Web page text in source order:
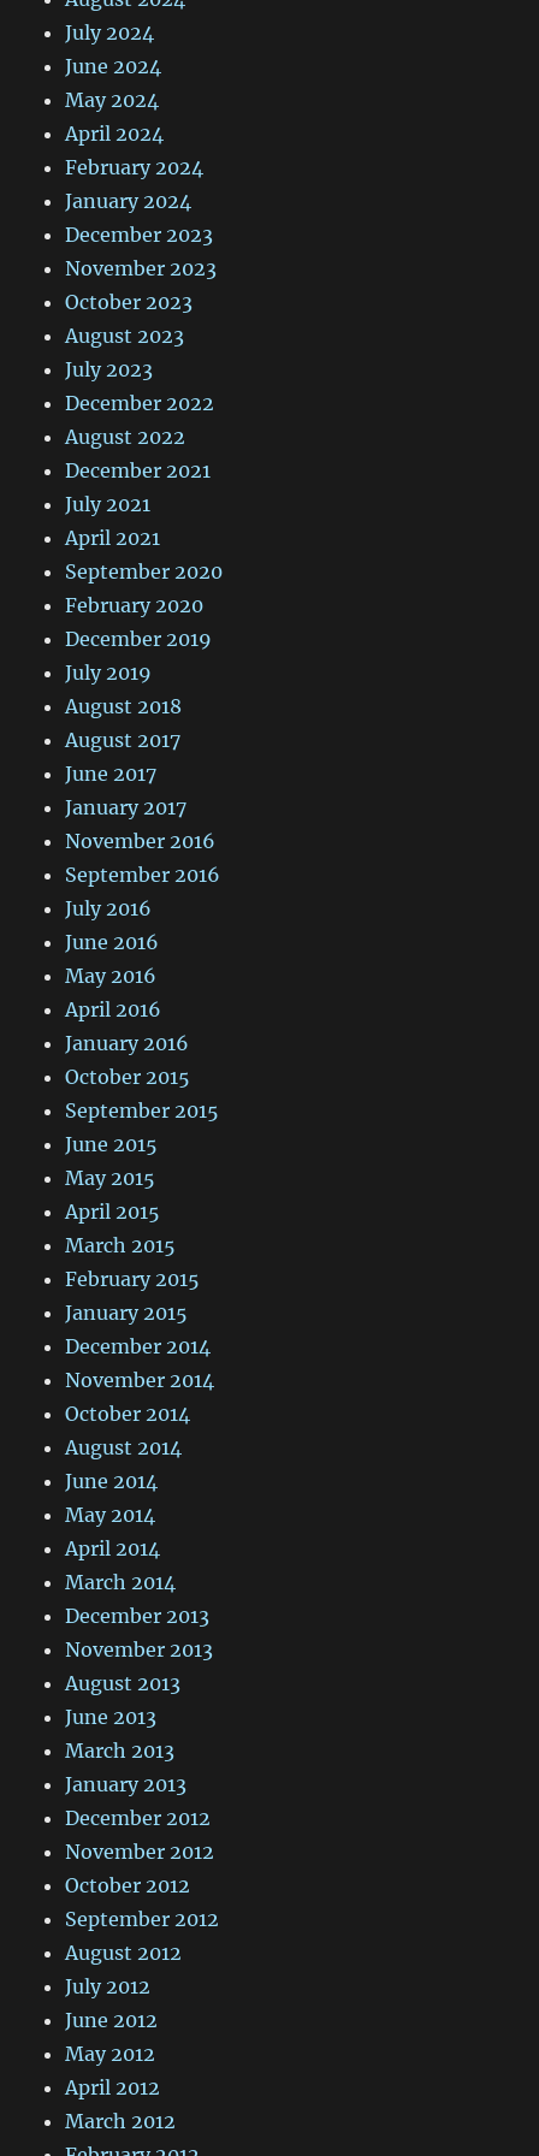
July 2024
June 2024
May 2024
April 2024
February 2024
January 2024
December 2023
November 2023
October 2023
August 2023
July 2023
December 2022
August 2022
December 2021
July 2021
April 2021
September 2020
February 2020
December 2019
July 2019
August 2018
August 2017
June 2017
January 2017
November 2016
September 2016
July 2016
June 2016
May 2016
April 2016
January 2016
October 2015
September 2015
June 2015
May 2015
April 2015
March 2015
February 2015
January 2015
December 2014
November 2014
October 2014
August 2014
June 2014
May 2014
April 2014
March 2014
December 2013
November 2013
August 2013
June 2013
March 2013
January 2013
December 2012
November 2012
October 2012
September 2012
August 2012
July 2012
June 2012
May 2012
April 2012
March 2012